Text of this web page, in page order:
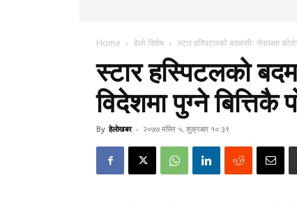
Home हेलाे विशेष स्टार हस्पिटलको बदमासीः नेपालमा
स्टार हस्पिटलको
विदेशमा पुग्ने बित्तिकै
By हेलाेखबर - २०७७ मंसिर ५, शुक्रबार १०:३९